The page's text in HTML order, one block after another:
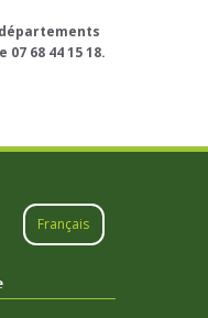
68 44 15 18.
Français